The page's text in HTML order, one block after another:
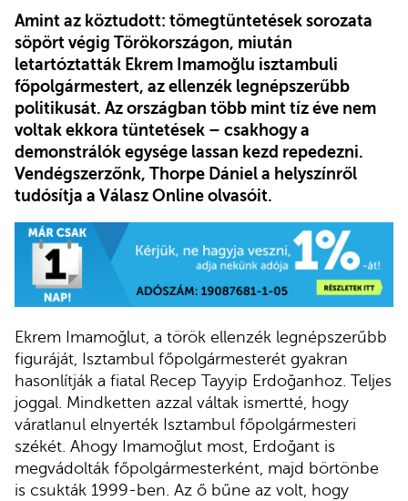
Amint az köztudott: tömegtüntetések sorozata
söpört végig Törökországon, miután
letartóztatták Ekrem Imamoğlu isztambuli
főpolgármestert, az ellenzék legnépszerűbb
politikusát. Az országban több mint tíz éve nem
voltak ekkora tüntetések – csakhogy a
demonstrálók egysége lassan kezd repedezni.
Vendégszerzőnk, Thorpe Dániel a helyszínről
tudósítja a Válasz Online olvasóit.
Ekrem Imamoğlut, a török ellenzék legnépszerűbb
figuráját, Isztambul főpolgármesterét gyakran
hasonlítják a fiatal Recep Tayyip Erdoğanhoz. Teljes
joggal. Mindketten azzal váltak ismertté, hogy
váratlanul elnyerték Isztambul főpolgármesteri
székét. Ahogy Imamoğlut most, Erdoğant is
megvádolták főpolgármesterként, majd börtönbe
is csukták 1999-ben. Az ő bűne az volt, hogy